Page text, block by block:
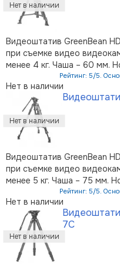
Видеоштатив GreenBean
при съемке видео
менее 4 кг. Чаша – 60 мм.
секций – пластиковые.
готов к работе. Съемную
жидкостным …
Рейтинг: 5/5.
Нет в наличии
Видеоштатив GreenBean
при съемке видео
менее 5 кг. Чаша – 75 мм.
алюминиевых трубок
пластиковые.
из алюм …
Рейтинг: 5/5.
Нет в наличии
7C